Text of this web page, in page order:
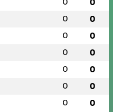
0 0
0 0
0 0
0 0
0 0
0 0
0 0